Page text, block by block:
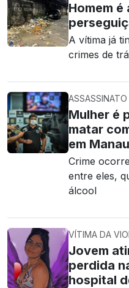
Homem
A vítima já
crimes de
Mulher é
matar
em
Crime
entre eles,
álcool
VÍTIMA DA
Jovem
perdida
hospital